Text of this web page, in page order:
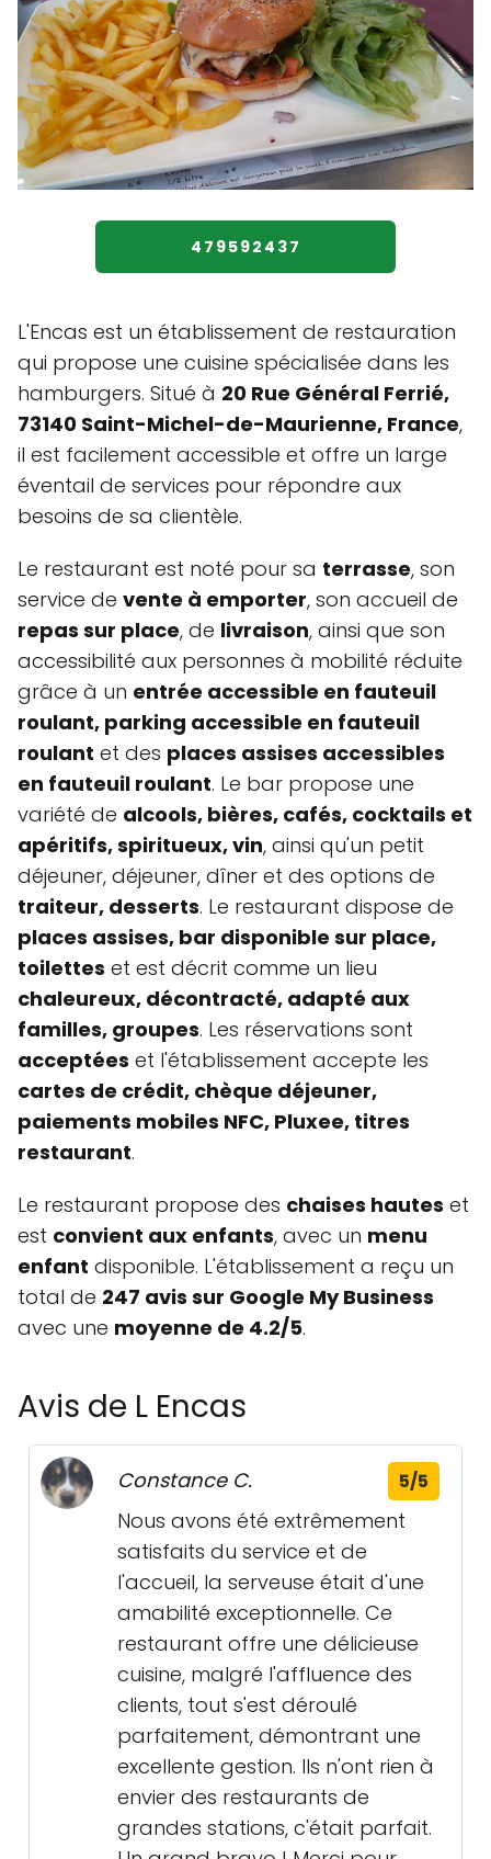
479592437
L'Encas est un établissement de restauration
qui propose une cuisine spécialisée dans les
hamburgers. Situé à 20 Rue Général Ferrié,
73140 Saint-Michel-de-Maurienne, France,
il est facilement accessible et offre un large
éventail de services pour répondre aux
besoins de sa clientèle.
Le restaurant est noté pour sa terrasse, son
service de vente à emporter, son accueil de
repas sur place, de livraison, ainsi que son
accessibilité aux personnes à mobilité réduite
grâce à un entrée accessible en fauteuil
roulant, parking accessible en fauteuil
roulant et des places assises accessibles
en fauteuil roulant. Le bar propose une
variété de alcools, bières, cafés, cocktails et
apéritifs, spiritueux, vin, ainsi qu'un petit
déjeuner, déjeuner, dîner et des options de
traiteur, desserts. Le restaurant dispose de
places assises, bar disponible sur place,
toilettes et est décrit comme un lieu
chaleureux, décontracté, adapté aux
familles, groupes. Les réservations sont
acceptées et l'établissement accepte les
cartes de crédit, chèque déjeuner,
paiements mobiles NFC, Pluxee, titres
restaurant.
Le restaurant propose des chaises hautes et
est convient aux enfants, avec un menu
enfant disponible. L'établissement a reçu un
total de 247 avis sur Google My Business
avec une moyenne de 4.2/5.
Avis de L Encas
Constance C. 5/5
Nous avons été extrêmement
satisfaits du service et de
l'accueil, la serveuse était d'une
amabilité exceptionnelle. Ce
restaurant offre une délicieuse
cuisine, malgré l'affluence des
clients, tout s'est déroulé
parfaitement, démontrant une
excellente gestion. Ils n'ont rien à
envier des restaurants de
grandes stations, c'était parfait.